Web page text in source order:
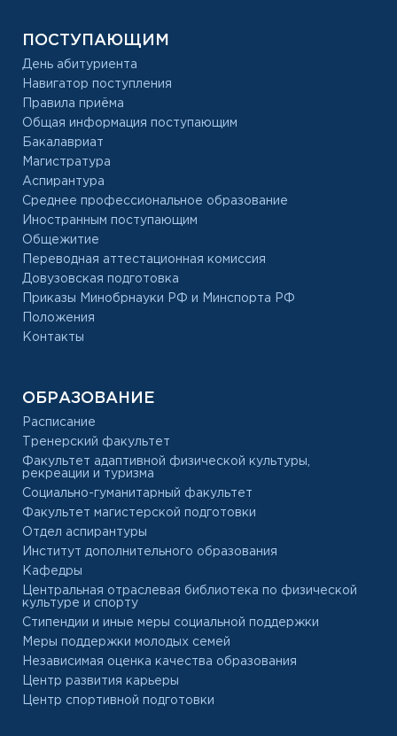
ПОСТУПАЮЩИМ
День абитуриента
Навигатор поступления
Правила приёма
Общая информация поступающим
Бакалавриат
Магистратура
Аспирантура
Среднее профессиональное образование
Иностранным поступающим
Общежитие
Переводная аттестационная комиссия
Довузовская подготовка
Приказы Минобрнауки РФ и Минспорта РФ
Положения
Контакты
ОБРАЗОВАНИЕ
Расписание
Тренерский факультет
Факультет адаптивной физической культуры,
рекреации и туризма
Социально-гуманитарный факультет
Факультет магистерской подготовки
Отдел аспирантуры
Институт дополнительного образования
Кафедры
Центральная отраслевая библиотека по физической
культуре и спорту
Стипендии и иные меры социальной поддержки
Меры поддержки молодых семей
Независимая оценка качества образования
Центр развития карьеры
Центр спортивной подготовки